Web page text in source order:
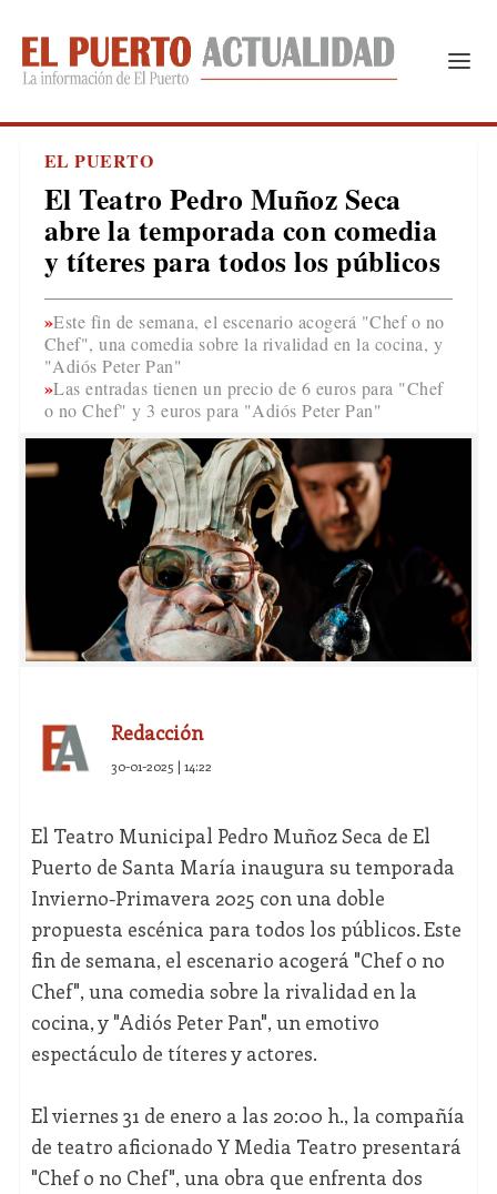
EL PUERTO
El Teatro Pedro Muñoz Seca
abre la temporada con comedia
y títeres para todos los públicos
Este fin de semana, el escenario acogerá "Chef o no
Chef", una comedia sobre la rivalidad en la cocina, y
"Adiós Peter Pan"
Las entradas tienen un precio de 6 euros para "Chef
o no Chef" y 3 euros para "Adiós Peter Pan"
Redacción
30-01-2025 | 14:22
El Teatro Municipal Pedro Muñoz Seca de El
Puerto de Santa María inaugura su temporada
Invierno-Primavera 2025 con una doble
propuesta escénica para todos los públicos. Este
fin de semana, el escenario acogerá "Chef o no
Chef", una comedia sobre la rivalidad en la
cocina, y "Adiós Peter Pan", un emotivo
espectáculo de títeres y actores.
El viernes 31 de enero a las 20:00 h., la compañía
de teatro aficionado Y Media Teatro presentará
"Chef o no Chef", una obra que enfrenta dos